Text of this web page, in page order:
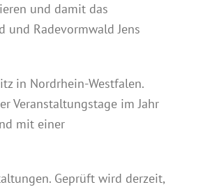
und damit das
und Radevormwald Jens
in Nordrhein-Westfalen.
Veranstaltungstage im Jahr
mit einer
Geprüft wird derzeit,